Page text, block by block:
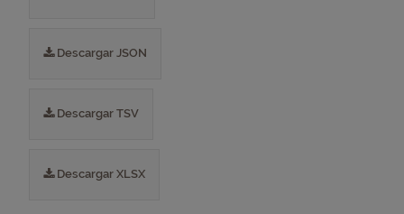
Descargar JSON
Descargar TSV
Descargar XLSX